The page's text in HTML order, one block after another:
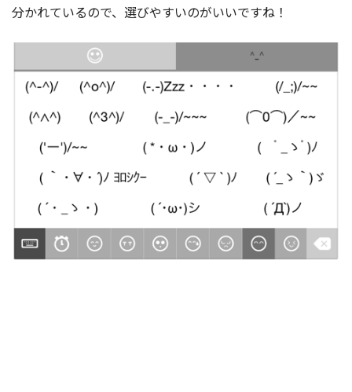
分かれているので、選びやすいのがいいですね！